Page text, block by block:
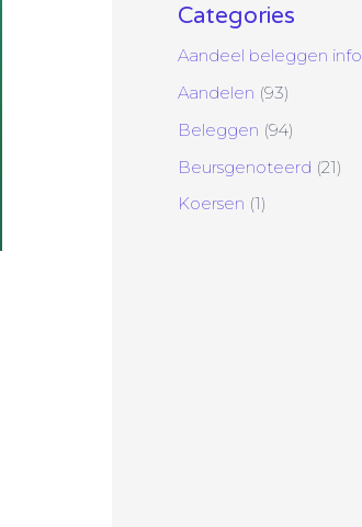
Categories
Aandeel beleggen info
Aandelen (93)
Beleggen (94)
Beursgenoteerd (21)
Koersen (1)